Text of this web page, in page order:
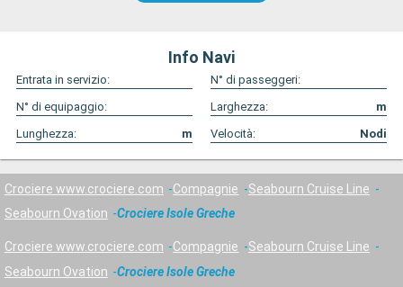
Info Navi
Entrata in servizio:
N° di passeggeri:
N° di equipaggio:
Larghezza:
m
Lunghezza:
m Velocità: Nodi
Crociere www.crociere.com Compagnie
Seabourn Cruise Line
Seabourn Ovation
Crociere Isole Greche
Crociere www.crociere.com Compagnie
Seabourn Cruise Line
Seabourn Ovation
Crociere Isole Greche